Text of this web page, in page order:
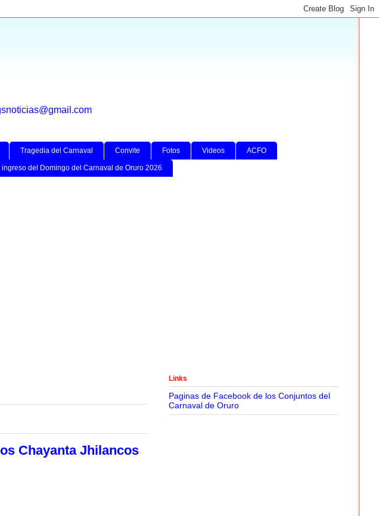
Tragedia del Carnaval Convite Fotos Videos ACFO
ingreso del Domingo del Carnaval de Oruro 2026
Chayanta Jhilancos
Links
Paginas de Facebook de los Conjuntos del
Carnaval de Oruro